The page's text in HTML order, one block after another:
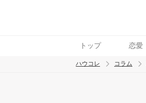
トップ 恋愛
ハウコレ コラム